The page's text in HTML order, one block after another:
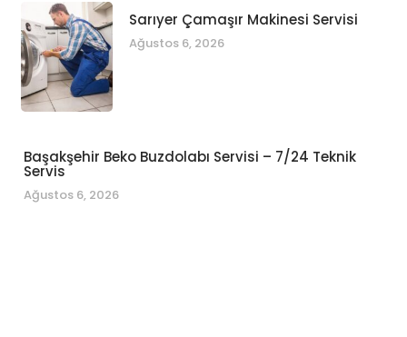
Sarıyer Çamaşır Makinesi Servisi
Ağustos 6, 2026
Başakşehir Beko Buzdolabı Servisi – 7/24 Teknik
Servis
Ağustos 6, 2026